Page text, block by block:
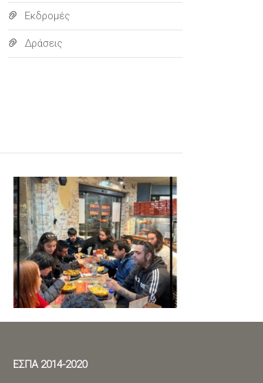
Εκδρομές
Δράσεις
ΕΣΠΑ 2014-2020